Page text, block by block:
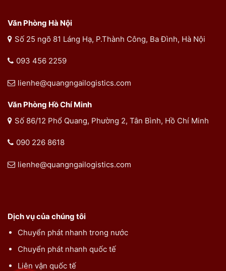
Văn Phòng Hà Nội
Số 25 ngõ 81 Láng Hạ, P.Thành Công, Ba Đình, Hà Nội
093 456 2259
lienhe@quangngailogistics.com
Văn Phòng Hồ Chí Minh
Số 86/12 Phổ Quang, Phường 2, Tân Bình, Hồ Chí Minh
090 226 8618
lienhe@quangngailogistics.com
Dịch vụ của chúng tôi
Chuyển phát nhanh trong nước
Chuyển phát nhanh quốc tế
Liên vận quốc tế